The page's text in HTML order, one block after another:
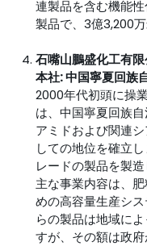
連製品を含む機能
製品で、3億3,200
石嘴山鵬盛化工有限
本社: 中国寧夏回族
2000年代初頭に操
は、中国寧夏回族
アミドおよび関連
しての地位を確立
レードの製品を製
主な事業内容は、
めの高容量生産シ
らの製品は地域に
すが、その額は政府